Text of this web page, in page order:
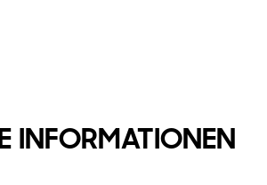
INFORMATIONEN